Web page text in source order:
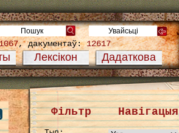
Лексікон Дадаткова
, дакументаў:12617
Фільтр Навігацыя